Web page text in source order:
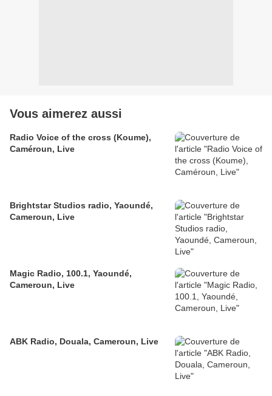
Vous aimerez aussi
Radio Voice of the cross (Koume),
Caméroun, Live
Brightstar Studios radio, Yaoundé,
Cameroun, Live
Magic Radio, 100.1, Yaoundé,
Cameroun, Live
ABK Radio, Douala, Cameroun, Live